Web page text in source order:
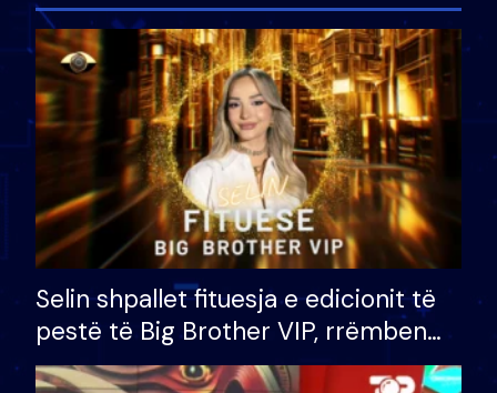
Selin shpallet fituesja e edicionit të
pestë të Big Brother VIP, rrëmben
çmimin e madh prej 100 mijë eurosh